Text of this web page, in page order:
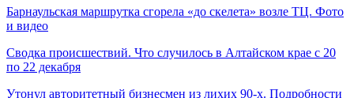
Барнаульская маршрутка сгорела «до скелета» возле ТЦ. Фото
и видео
Сводка происшествий. Что случилось в Алтайском крае с 20
по 22 декабря
Утонул авторитетный бизнесмен из лихих 90-х. Подробности